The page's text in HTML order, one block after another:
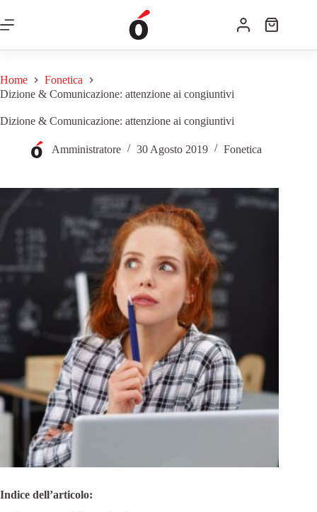
Home
Fonetica
Dizione & Comunicazione: attenzione ai congiuntivi
Dizione & Comunicazione: attenzione ai congiuntivi
Amministratore 30 Agosto 2019 Fonetica
Indice dell’articolo: